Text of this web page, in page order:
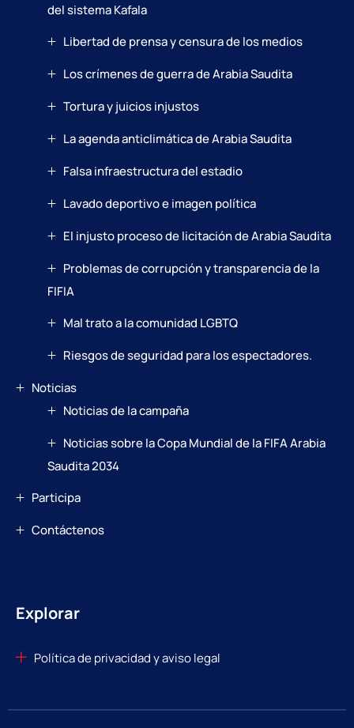
del sistema Kafala
Libertad de prensa y censura de los medios
Los crímenes de guerra de Arabia Saudita
Tortura y juicios injustos
La agenda anticlimática de Arabia Saudita
Falsa infraestructura del estadio
Lavado deportivo e imagen política
El injusto proceso de licitación de Arabia Saudita
Problemas de corrupción y transparencia de la
FIFIA
Mal trato a la comunidad LGBTQ
Riesgos de seguridad para los espectadores.
Noticias
Noticias de la campaña
Noticias sobre la Copa Mundial de la FIFA Arabia
Saudita 2034
Participa
Contáctenos
Explorar
Política de privacidad y aviso legal